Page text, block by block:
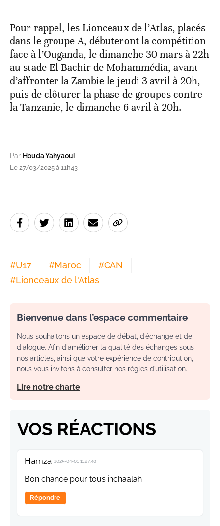
Pour rappel, les Lionceaux de l’Atlas, placés
dans le groupe A, débuteront la compétition
face à l’Ouganda, le dimanche 30 mars à 22h
au stade El Bachir de Mohammédia, avant
d’affronter la Zambie le jeudi 3 avril à 20h,
puis de clôturer la phase de groupes contre
la Tanzanie, le dimanche 6 avril à 20h.
Par Houda Yahyaoui
Le 27/03/2025 à 11h43
#U17 #Maroc #CAN
#Lionceaux de l'Atlas
Bienvenue dans l’espace commentaire
Nous souhaitons un espace de débat, d’échange et de
dialogue. Afin d'améliorer la qualité des échanges sous
nos articles, ainsi que votre expérience de contribution,
nous vous invitons à consulter nos règles d’utilisation.
Lire notre charte
VOS RÉACTIONS
Hamza 2025-04-01 11:27:48
Bon chance pour tous inchaalah
Répondre